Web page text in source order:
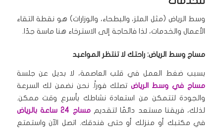
وسط الرياض (مثل الملز، والبطحاء، والوزارات) هو نقطة التقاء
الأعمال والخدمات، لذا فالحاجة إلى الاسترخاء هنا ماسة جدًا.
مساج وسط الرياض: راحتك لا تنتظر المواعيد
بسبب ضغط العمل في قلب العاصمة، لا بديل عن جلسة
مساج في وسط الرياض تصلك فوراً. نحن نضمن لك السرعة
والجودة لتتمكن من استعادة نشاطك بأسرع وقت ممكن.
لذلك، فريقنا مستعد دائمًا لتقديممساج 24 ساعة بالرياض
في مكتبك أو منزلك أو حتى فندقك. اتصل الآن واستمتع